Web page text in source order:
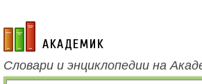
academic.ru
Словари и энциклопедии на